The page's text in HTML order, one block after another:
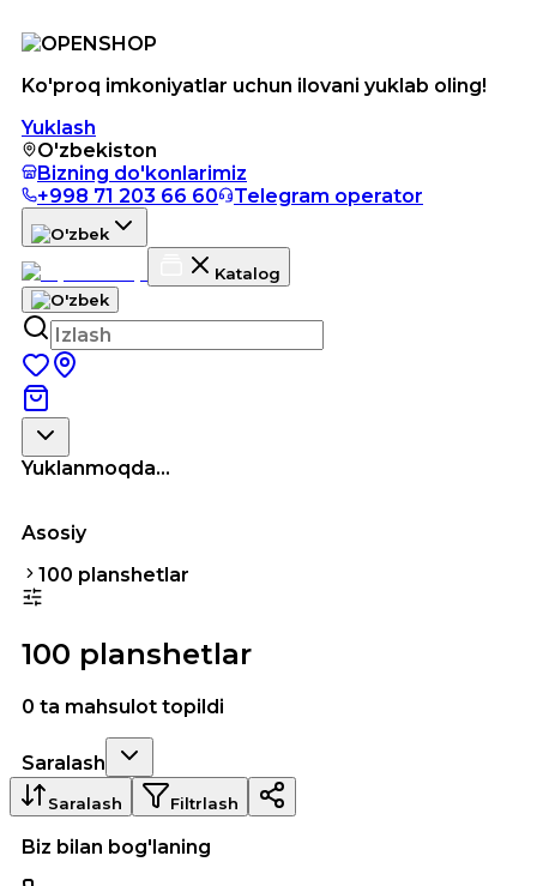
Ko'proq imkoniyatlar uchun ilovani yuklab oling!
Yuklash
O'zbekiston
Bizning do'konlarimiz
+998 71 203 66 60
Telegram operator
Katalog
Yuklanmoqda...
Asosiy
100 planshetlar
100 planshetlar
0 ta mahsulot topildi
Saralash
Saralash Filtrlash
Biz bilan bog'laning